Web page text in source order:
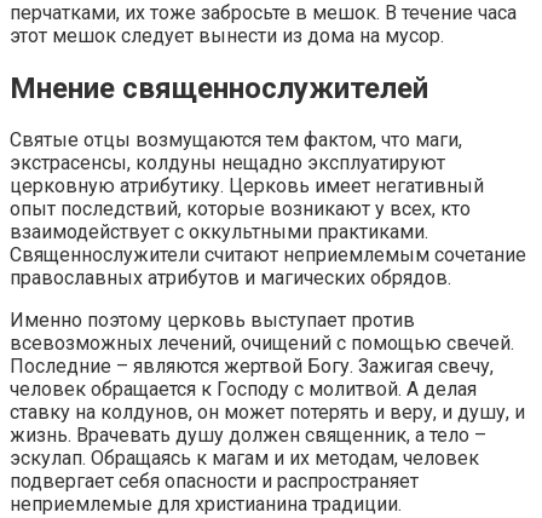
перчатками, их тоже забросьте в мешок. В течение часа
этот мешок следует вынести из дома на мусор.
Мнение священнослужителей
Святые отцы возмущаются тем фактом, что маги,
экстрасенсы, колдуны нещадно эксплуатируют
церковную атрибутику. Церковь имеет негативный
опыт последствий, которые возникают у всех, кто
взаимодействует с оккультными практиками.
Священнослужители считают неприемлемым сочетание
православных атрибутов и магических обрядов.
Именно поэтому церковь выступает против
всевозможных лечений, очищений с помощью свечей.
Последние – являются жертвой Богу. Зажигая свечу,
человек обращается к Господу с молитвой. А делая
ставку на колдунов, он может потерять и веру, и душу, и
жизнь. Врачевать душу должен священник, а тело –
эскулап. Обращаясь к магам и их методам, человек
подвергает себя опасности и распространяет
неприемлемые для христианина традиции.